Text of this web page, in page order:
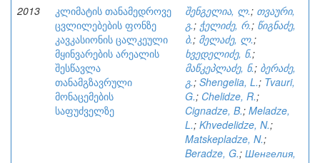
2013
კლიმატის თანამედროვე
ცვლილებების ფონზე
კავკასიონის ცალკეული
მყინვარების არეალის
შესწავლა
თანამგზავრული
მონაცემების
საფუძველზე
შენგელია, ლ.; თვაური,
გ.; ჭელიძე, რ.; წიგნაძე,
ბ.; მელაძე, ლ.;
ხვედელიძე, ნ.;
მაწკეპლაძე, ნ.; ბერაძე,
გ.; Shengelia, L.; Tvauri,
G.; Chelidze, R.;
Cignadze, B.; Meladze,
L.; Khvedelidze, N.;
Matskepladze, N.;
Beradze, G.; Шенгелия,